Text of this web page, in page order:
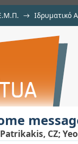
→ Ιδρυματικό
the
Patrikakis, CZ;